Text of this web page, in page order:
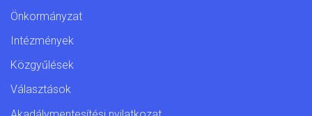
Önkormányzat
Intézmények
Közgyűlések
Választások